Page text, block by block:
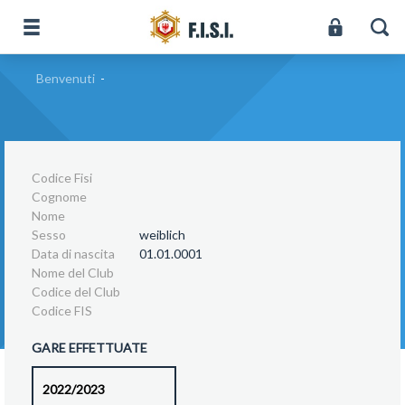
Benvenuti -
Codice Fisi
Cognome
Nome
Sesso
weiblich
Data di nascita
01.01.0001
Nome del Club
Codice del Club
Codice FIS
GARE EFFETTUATE